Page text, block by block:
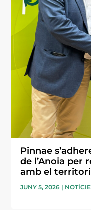
Pinnae
de l’Anoia per
amb el
JUNY 5, 2026 |